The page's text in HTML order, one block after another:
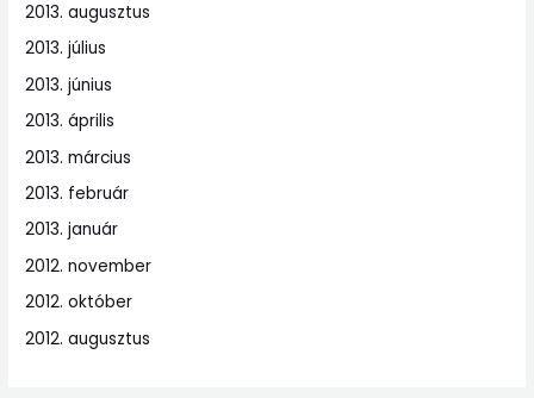
2013. augusztus
2013. július
2013. június
2013. április
2013. március
2013. február
2013. január
2012. november
2012. október
2012. augusztus